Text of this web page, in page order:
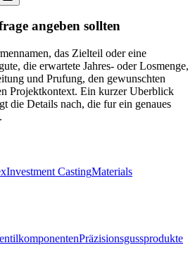
angeben sollten
das Zielteil oder eine
die erwartete Jahres- oder Losmenge,
und Prufung, den gewunschten
Projektkontext. Ein kurzer Uberblick
die Details nach, die fur ein genaues
Investment CastingMaterials
Präzisionsgussprodukte